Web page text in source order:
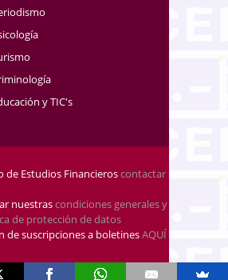
y TIC's
de Estudios Financieroscontactar
nuestrascondiciones generales y
de protección de datos
de suscripciones a boletinesAQUÍ